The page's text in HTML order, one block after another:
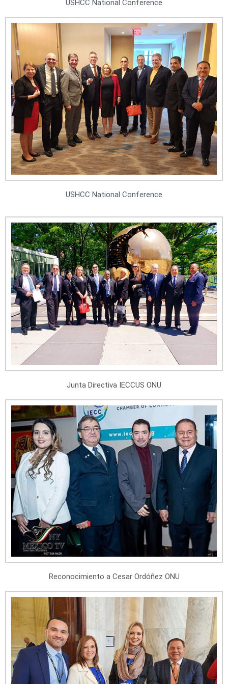
USHCC National Conference
USHCC National Conference
Junta Directiva IECCUS ONU
Reconocimiento a Cesar Ordóñez ONU